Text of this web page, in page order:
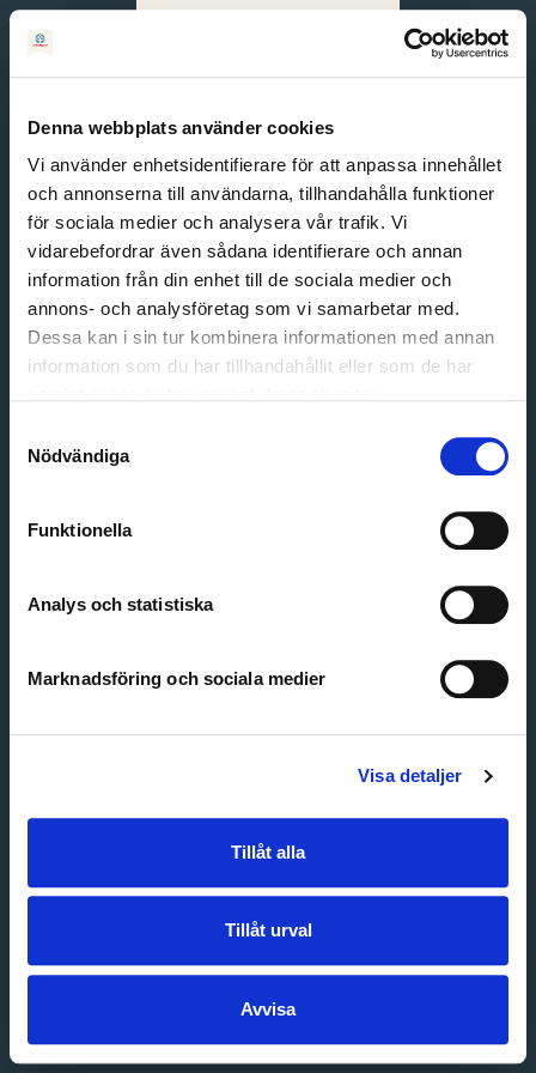
Denna webbplats använder cookies
Vi använder enhetsidentifierare för att anpassa innehållet
och annonserna till användarna, tillhandahålla funktioner
för sociala medier och analysera vår trafik. Vi
vidarebefordrar även sådana identifierare och annan
information från din enhet till de sociala medier och
annons- och analysföretag som vi samarbetar med.
Dessa kan i sin tur kombinera informationen med annan
information som du har tillhandahållit eller som de har
Nödvändiga
Funktionella
Analys och statistiska
Marknadsföring och sociala medier
Visa detaljer
Tillåt alla
Tillåt urval
Avvisa
English
Svenska
Email address
Customer service